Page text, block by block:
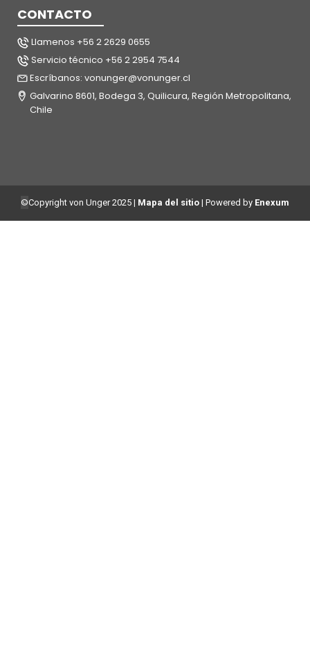
CONTACTO
Llamenos +56 2 2629 0655
Servicio técnico +56 2 2954 7544
Escríbanos: vonunger@vonunger.cl
Galvarino 8601, Bodega 3, Quilicura, Región Metropolitana,
Chile
©Copyright von Unger 2025 | Mapa del sitio | Powered by Enexum